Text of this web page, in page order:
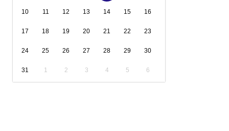
10 11 12 13 14 15 16
17 18 19 20 21 22 23
24 25 26 27 28 29 30
31 1 2 3 4 5 6